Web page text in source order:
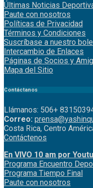
Últimas Noticias
Paute con nosotros
Políticas de Privacidad
Términos y Condiciones
Suscríbase a nuestro
Intercambio de Enlaces
Páginas de Socios y
Mapa del Sitio
Contáctanos
Llámanos: 506+
Correo:
Costa Rica, Centro
Contáctenos
En VIVO 10 am por
Programa Encuentro
Programa Tiempo Final
Paute con nosotros